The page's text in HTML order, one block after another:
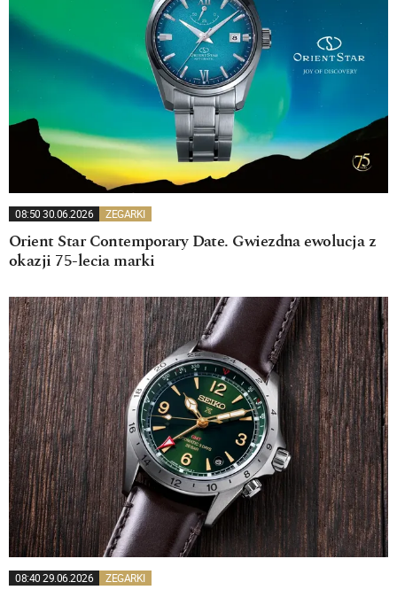
08:50 30.06.2026 ZEGARKI
Orient Star Contemporary Date. Gwiezdna ewolucja z
okazji 75-lecia marki
08:40 29.06.2026 ZEGARKI